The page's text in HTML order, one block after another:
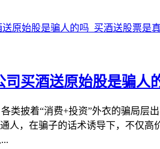
买酒送原始股是骗人
类披着“消费+投资”外衣的骗局层
人，在骗子的话术诱导下，不仅